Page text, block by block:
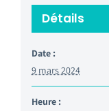
Détails
Date :
9 mars 2024
Heure :